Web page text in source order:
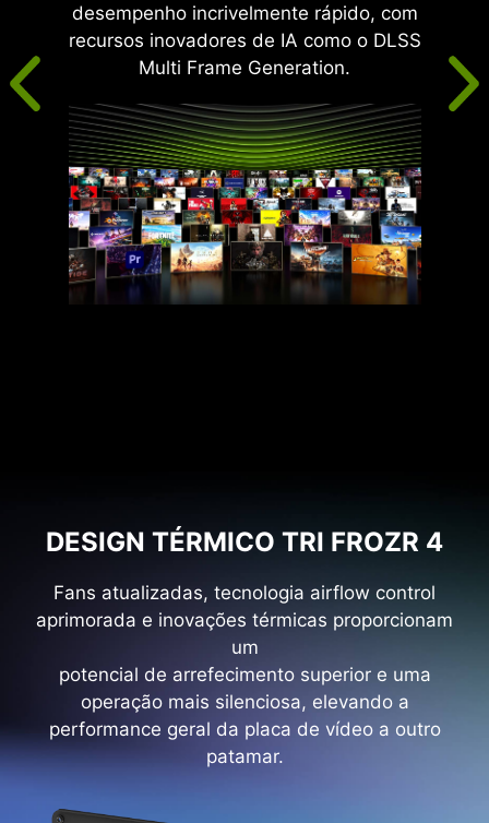
desempenho incrivelmente rápido, com
recursos inovadores de IA como o DLSS
Multi Frame Generation.
DESIGN TÉRMICO TRI FROZR 4
Fans atualizadas, tecnologia airflow control
aprimorada e inovações térmicas proporcionam
um
potencial de arrefecimento superior e uma
operação mais silenciosa, elevando a
performance geral da placa de vídeo a outro
patamar.